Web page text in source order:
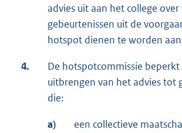
advies uit aan het college over
gebeurtenissen uit de
hotspot dienen te worden
4.
De hotspotcommissie
uitbrengen van het advies tot
die:
a)
een collectieve